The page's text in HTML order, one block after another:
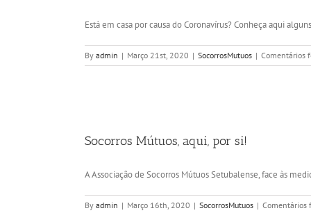
Está em casa por causa do Coronavírus? Conheça aqui
By admin | Março 21st, 2020 | SocorrosMutuos | Comentários
Socorros Mútuos, aqui, por si!
A Associação de Socorros Mútuos Setubalense, face às
By admin | Março 16th, 2020 | SocorrosMutuos | Comentários